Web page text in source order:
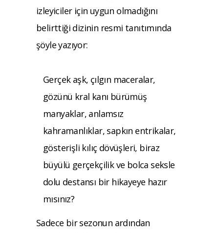
izleyiciler için uygun olmadığını
belirttiği dizinin resmi tanıtımında
şöyle yazıyor:
Gerçek aşk, çılgın maceralar,
gözünü kral kanı bürümüş
manyaklar, anlamsız
kahramanlıklar, sapkın entrikalar,
gösterişli kılıç dövüşleri, biraz
büyülü gerçekçilik ve bolca seksle
dolu destansı bir hikayeye hazır
mısınız?
Sadece bir sezonun ardından